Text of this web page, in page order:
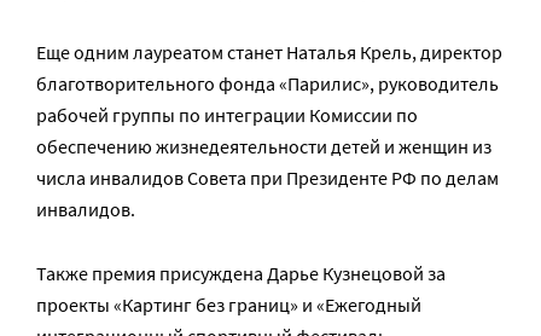
Еще одним лауреатом станет Наталья Крель, директор
благотворительного фонда «Парилис», руководитель
рабочей группы по интеграции Комиссии по
обеспечению жизнедеятельности детей и женщин из
числа инвалидов Совета при Президенте РФ по делам
инвалидов.
Также премия присуждена Дарье Кузнецовой за
проекты «Картинг без границ» и «Ежегодный